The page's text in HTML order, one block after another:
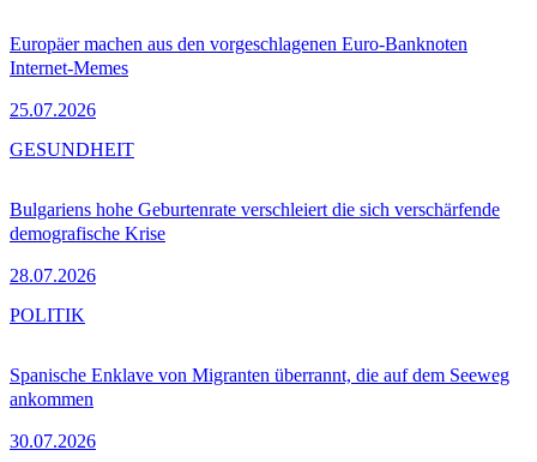
Europäer machen aus den vorgeschlagenen Euro-Banknoten
Internet-Memes
25.07.2026
Bulgariens hohe Geburtenrate verschleiert die sich verschärfende
demografische Krise
28.07.2026
GESUNDHEIT
Spanische Enklave von Migranten überrannt, die auf dem Seeweg
ankommen
30.07.2026
POLITIK